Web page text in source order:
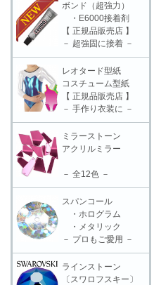
ボンド（超強力）
・E6000接着剤
【 正規品販売店 】
－ 超強固に接着 －
レオタード型紙
コスチューム型紙
【 正規品販売店 】
－ 手作り衣装に －
ミラーストーン
アクリルミラー
－ 全12色 －
スパンコール
・ホログラム
・メタリック
－ プロもご愛用 －
ラインストーン
〔スワロフスキー〕